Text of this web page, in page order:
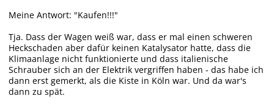
Meine Antwort: "Kaufen!!!"
Tja. Dass der Wagen weiß war, dass er mal einen schweren
Heckschaden aber dafür keinen Katalysator hatte, dass die
Klimaanlage nicht funktionierte und dass italienische
Schrauber sich an der Elektrik vergriffen haben - das habe ich
dann erst gemerkt, als die Kiste in Köln war. Und da war's
dann zu spät.